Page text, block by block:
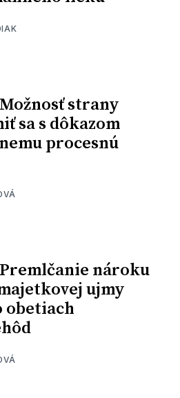
strany
sa s dôkazom
procesnú
nároku
ujmy
obetiach